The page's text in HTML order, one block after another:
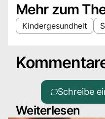
Mehr zum
Kindergesundheit
Schreibe
Weiterlesen